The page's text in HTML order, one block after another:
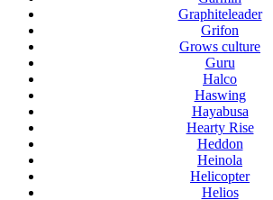
Graphiteleader
Grifon
Grows culture
Guru
Halco
Haswing
Hayabusa
Hearty Rise
Heddon
Heinola
Helicopter
Helios